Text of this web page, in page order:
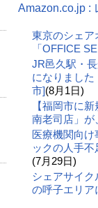
Amazon.co.jp :
東京のシェア
「OFFICE
JR邑久駅・
になりました
市](8月1日)
【福岡市に
南老司店」が
医療機関向
ックの人手
(7月29日)
シェアサイ
の呼子エリア